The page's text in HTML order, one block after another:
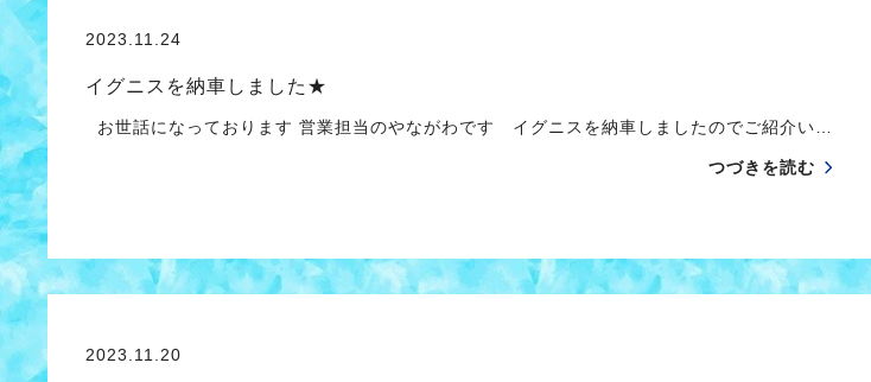
2023.11.24
イグニスを納車しました★
お世話になっております 営業担当のやながわです イグニスを納車しましたのでご紹介い…
つづきを読む
2023.11.20